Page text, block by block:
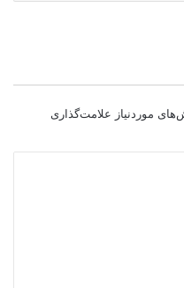
موردنیاز علامت‌گذاری